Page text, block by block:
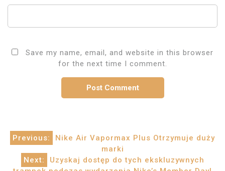
Save my name, email, and website in this browser
for the next time I comment.
Post
navigation
Previous:
Nike Air Vapormax Plus Otrzymuje duży
marki
Next:
Uzyskaj dostęp do tych ekskluzywnych